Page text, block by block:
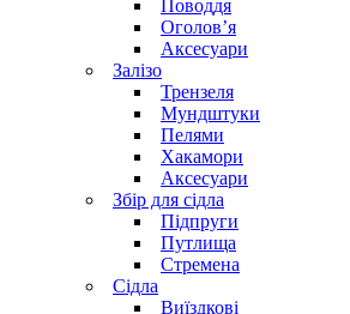
Поводдя
Оголов’я
Аксесуари
Залізо
Трензеля
Мундштуки
Пелями
Хакамори
Аксесуари
Збір для сідла
Підпруги
Путлища
Стремена
Сідла
Виїздкові